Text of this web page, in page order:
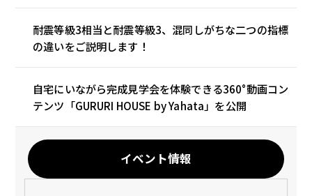
耐震等級3相当と耐震等級3、混同しがちな二つの指標
の違いをご説明します！
自宅にいながら完成見学会を体験できる360°動画コン
テンツ「GURURI HOUSE by Yahata」を公開
イベント情報